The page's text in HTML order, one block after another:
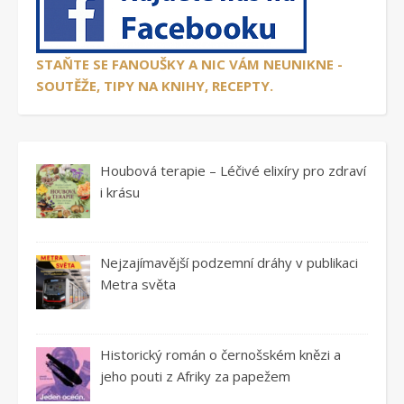
STAŇTE SE FANOUŠKY A NIC VÁM NEUNIKNE -
SOUTĚŽE, TIPY NA KNIHY, RECEPTY.
Houbová terapie – Léčivé elixíry pro zdraví
i krásu
Nejzajímavější podzemní dráhy v publikaci
Metra světa
Historický román o černošském knězi a
jeho pouti z Afriky za papežem